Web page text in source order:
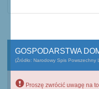
GOSPODARSTWA
(Źródło: Narodowy Spis
Proszę zwrócić uwagę na